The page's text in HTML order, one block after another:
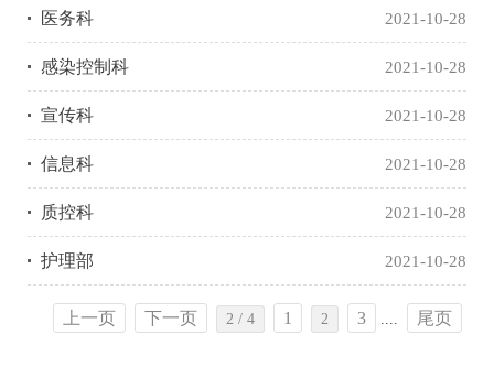
2021-10-28
医务科
2021-10-28
感染控制科
2021-10-28
宣传科
2021-10-28
信息科
2021-10-28
质控科
2021-10-28
护理部
上一页 下一页 2 / 4 1 2 3 .... 尾页